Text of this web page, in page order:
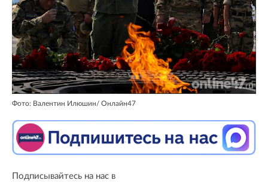
Фото: Валентин Илюшин/ Oнлайн47
Подписывайтесь на нас в